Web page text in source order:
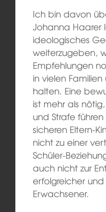
Ich bin davon
Johanna Haarer
ideologisches
weiterzugeben,
Empfehlungen
in vielen
halten. Eine
ist mehr als
und Strafe
sicheren Eltern-
nicht zu einer
Schüler-
auch nicht zur
erfolgreicher
Erwachsener.